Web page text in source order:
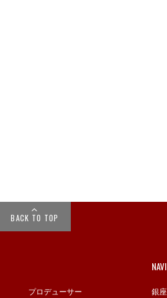
BACK TO TOP
プロデューサー 銀